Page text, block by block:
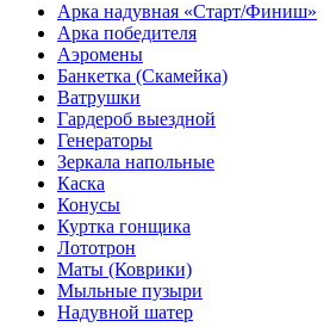
Арка надувная «Старт/Финиш»
Арка победителя
Аэромены
Банкетка (Скамейка)
Ватрушки
Гардероб выездной
Генераторы
Зеркала напольные
Каска
Конусы
Куртка гонщика
Лототрон
Маты (Коврики)
Мыльные пузыри
Надувной шатер